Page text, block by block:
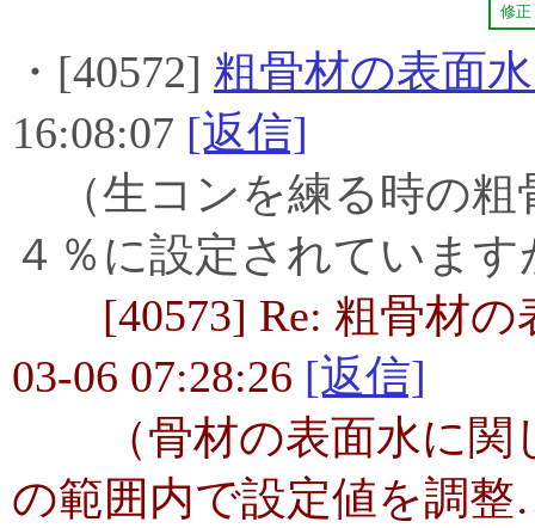
修正
・[40572] 粗骨材の表面
16:08:07 [返信]
（生コンを練る時の粗
４％に設定されていま
[40573] Re: 粗骨材の
03-06 07:28:26 [返信]
（骨材の表面水に関し
の範囲内で設定値を調